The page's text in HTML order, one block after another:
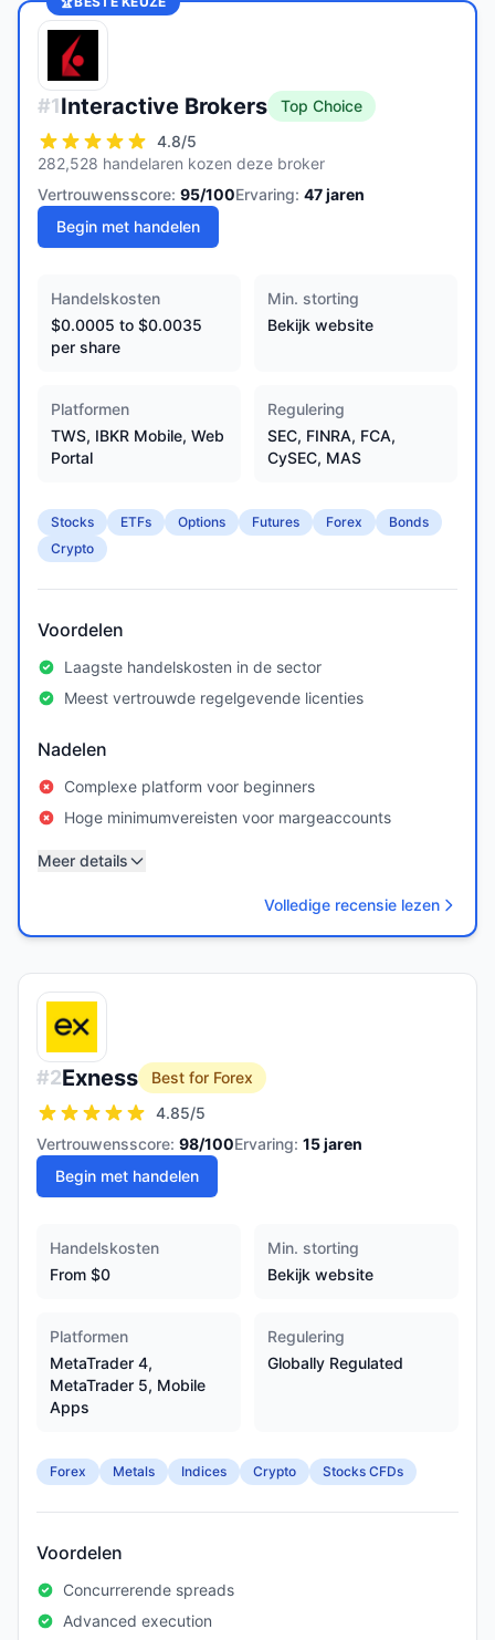
#1Interactive Brokers
Top Choice
4.8/5
282,528 handelaren kozen deze broker
Vertrouwensscore: 95/100Ervaring: 47jaren
Begin met handelen
Handelskosten
$0.0005 to $0.0035
per share
Min. storting
Bekijk website
Platformen
TWS, IBKR Mobile, Web
Portal
Regulering
SEC, FINRA, FCA,
CySEC, MAS
Stocks ETFs Options Futures Forex
Bonds
Crypto
Voordelen
Laagste handelskosten in de sector
Meest vertrouwde regelgevende licenties
Nadelen
Complexe platform voor beginners
Hoge minimumvereisten voor margeaccounts
Meer details
Volledige recensie lezen
#2Exness
Best for Forex
4.85/5
Vertrouwensscore: 98/100Ervaring: 15jaren
Begin met handelen
Handelskosten
From $0
Min. storting
Bekijk website
Platformen
MetaTrader 4,
MetaTrader 5, Mobile
Apps
Regulering
Globally Regulated
Forex Metals Indices Crypto Stocks CFDs
Voordelen
Concurrerende spreads
Advanced execution